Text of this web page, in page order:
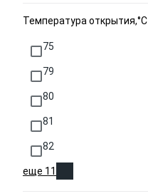
Температура открытия,°C
75
79
80
81
82
еще 11